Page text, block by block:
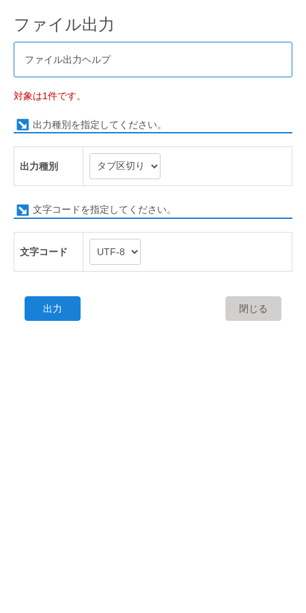
ファイル出力
ファイル出力ヘルプ
対象は1件です。
出力種別を指定してください。
出力種別
文字コードを指定してください。
文字コード